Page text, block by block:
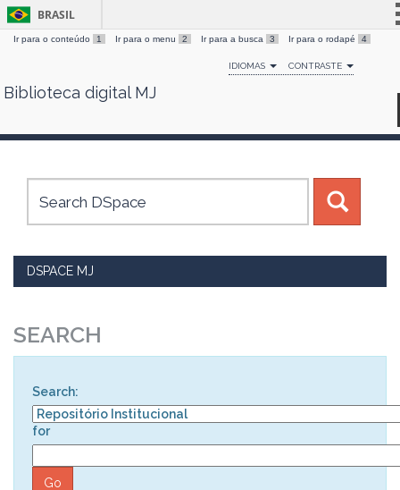
Skip
BRASIL
Simplifique!
Comunica BR
Canais
Ir para o conteúdo 1 Ir para o menu 2 Ir para a busca 3 Ir para o rodapé 4
IDIOMAS CONTRASTE
Biblioteca digital MJ
DSPACE MJ
SEARCH
Search:
for